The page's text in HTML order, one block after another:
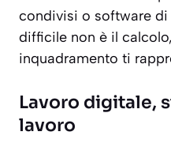
condivisi o software di
difficile non è il
inquadramento ti
Lavoro digitale,
lavoro